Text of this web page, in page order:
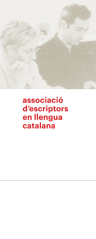
contingut